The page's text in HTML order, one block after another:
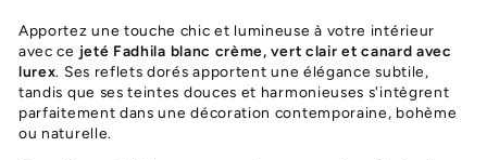
Apportez une touche chic et lumineuse à votre intérieur
avec ce jeté Fadhila blanc crème, vert clair et canard avec
lurex. Ses reflets dorés apportent une élégance subtile,
tandis que ses teintes douces et harmonieuses s'intègrent
parfaitement dans une décoration contemporaine, bohème
ou naturelle.